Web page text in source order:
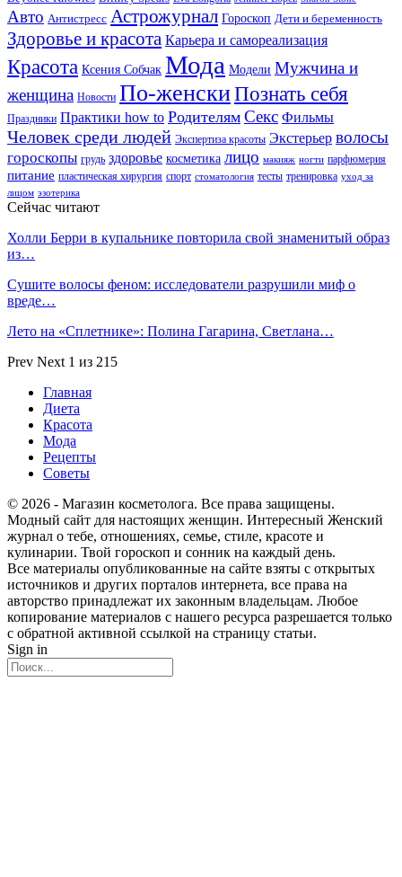
Авто Антистресс Астрожурнал Гороскоп Дети и беременность
Здоровье и красота Карьера и самореализация
Красота Ксения Собчак Мода Модели Мужчина и
женщина Новости По-женскиПознать себя
Праздники Практики how to Родителям Секс Фильмы
Человек среди людей Экспертиза красоты Экстерьер волосы
гороскопы грудь здоровье косметика лицо макияж ногти парфюмерия
питание пластическая хирургия спорт стоматология тесты тренировка уход за
лицом эзотерика
Сейчас читают
Холли Берри в купальнике повторила свой знаменитый образ
из…
Сушите волосы феном: исследователи разрушили миф о
вреде…
Лето на «Сплетнике»: Полина Гагарина, Светлана…
Prev Next 1 из 215
Главная
Диета
Красота
Мода
Рецепты
Советы
© 2026 - Магазин косметолога. Все права защищены.
Модный сайт для настоящих женщин. Интересный Женский
журнал о тебе, отношениях, семье, стиле, красоте и
кулинарии. Твой гороскоп и сонник на каждый день.
Все материалы опубликованные на сайте взяты с открытых
источников и других порталов интернета, все права на
авторство принадлежат их законным владельцам. Любое
копирование материалов с нашего ресурса разрешается только
с обратной активной ссылкой на страницу статьи.
Sign in